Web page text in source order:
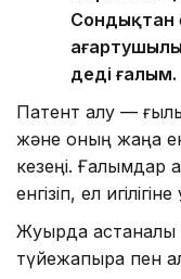
Сондықтан
деді ғалым.
Патент алу —
және оның жаңа
кезеңі. Ғалымдар
енгізіп, ел
Жуырда астаналық
түйежапырақ пен